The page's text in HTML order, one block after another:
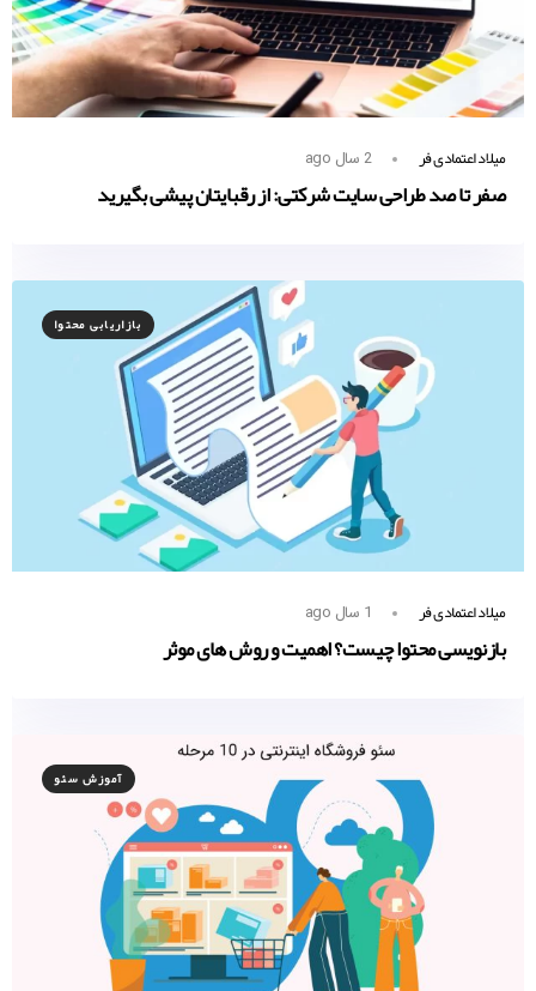
میلاد اعتمادی فر 2 سال ago
صفر تا صد طراحی سایت شرکتی: از رقبایتان پیشی بگیرید
بازاریابی محتوا
میلاد اعتمادی فر 1 سال ago
بازنویسی محتوا چیست؟ اهمیت و روش های موثر
آموزش سئو